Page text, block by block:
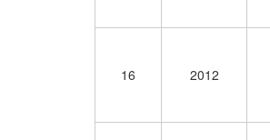
16 2012